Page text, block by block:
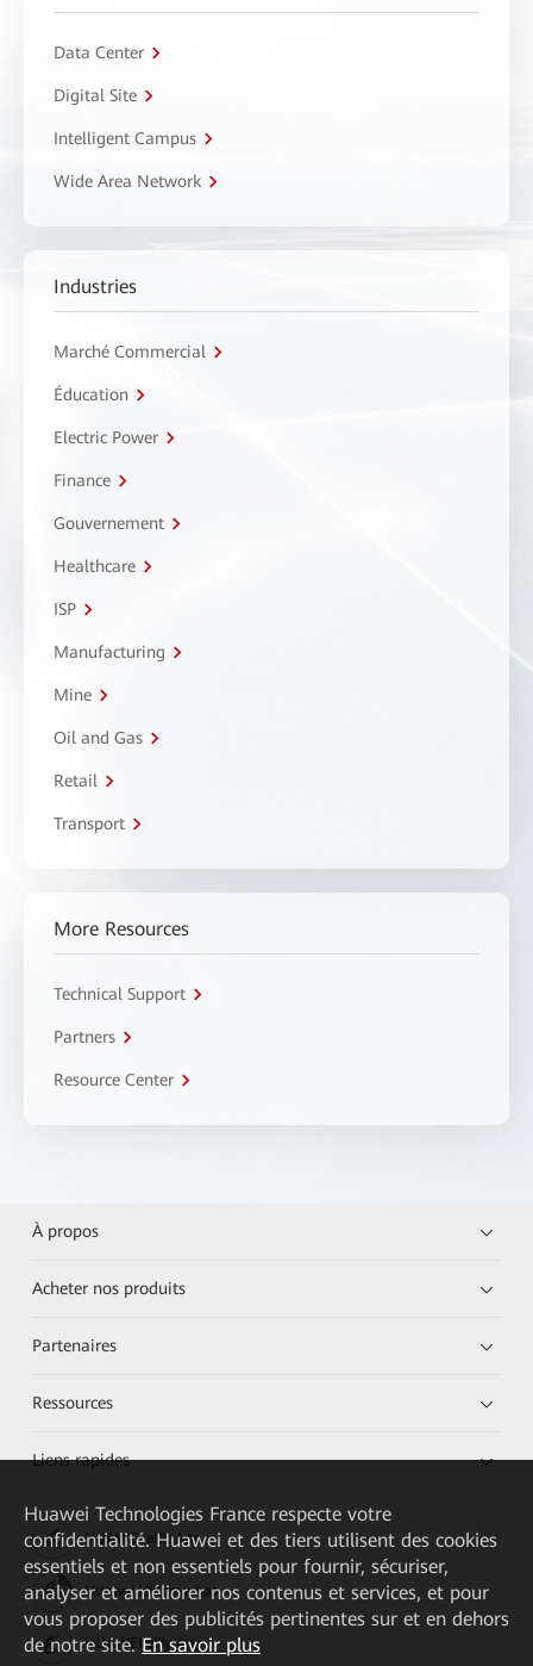
Data Center
Digital Site
Intelligent Campus
Wide Area Network
Industries
Marché Commercial
Éducation
Electric Power
Finance
Gouvernement
Healthcare
ISP
Manufacturing
Mine
Oil and Gas
Retail
Transport
More Resources
Technical Support
Partners
Resource Center
À propos
Acheter nos produits
Partenaires
Ressources
Liens rapides
HUAWEI eKit App
Huawei HiKnow App
HUAWEI eFly App
Huawei Technologies France respecte votre
confidentialité. Huawei et des tiers utilisent des cookies
essentiels et non essentiels pour fournir, sécuriser,
analyser et améliorer nos contenus et services, et pour
vous proposer des publicités pertinentes sur et en dehors
de notre site. En savoir plus